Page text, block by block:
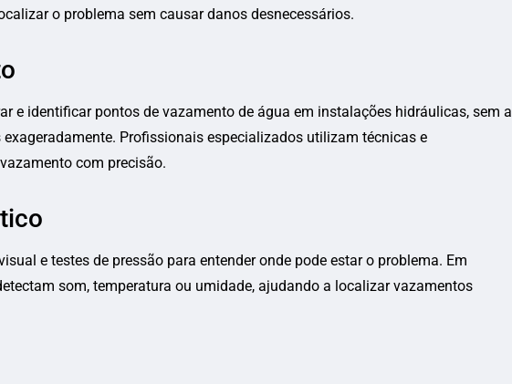
o problema sem causar danos desnecessários.
e identificar pontos de vazamento de água em instalações hidráulicas, sem a
Profissionais especializados utilizam técnicas e
com precisão.
e testes de pressão para entender onde pode estar o problema. Em
som, temperatura ou umidade, ajudando a localizar vazamentos